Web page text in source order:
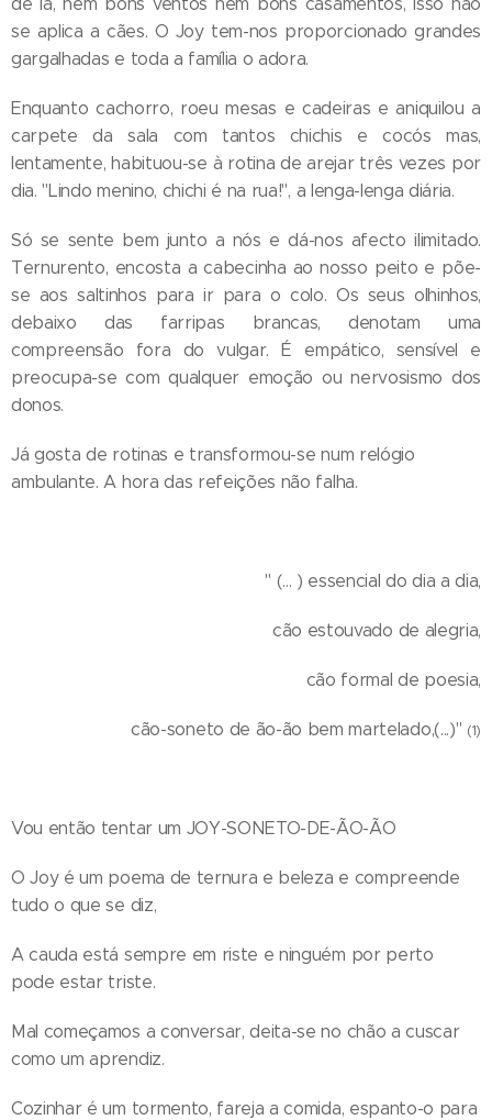
se aplica a cães. O Joy tem-nos proporcionado grandes
gargalhadas e toda a família o adora.
Enquanto cachorro, roeu mesas e cadeiras e aniquilou a
carpete da sala com tantos chichis e cocós mas,
lentamente, habituou-se à rotina de arejar três vezes por
dia. "Lindo menino, chichi é na rua!", a lenga-lenga diária.
Só se sente bem junto a nós e dá-nos afecto ilimitado.
Ternurento, encosta a cabecinha ao nosso peito e põe-
se aos saltinhos para ir para o colo. Os seus olhinhos,
debaixo das farripas brancas, denotam uma
compreensão fora do vulgar. É empático, sensível e
preocupa-se com qualquer emoção ou nervosismo dos
donos.
Já gosta de rotinas e transformou-se num relógio
ambulante. A hora das refeições não falha.
" (... ) essencial do dia a dia,
cão estouvado de alegria,
cão formal de poesia,
cão-soneto de ão-ão bem martelado,(...)" (1)
Vou então tentar um JOY-SONETO-DE-ÃO-ÃO
O Joy é um poema de ternura e beleza e compreende
tudo o que se diz,
A cauda está sempre em riste e ninguém por perto
pode estar triste.
Mal começamos a conversar, deita-se no chão a cuscar
como um aprendiz.
Cozinhar é um tormento, fareja a comida, espanto-o para